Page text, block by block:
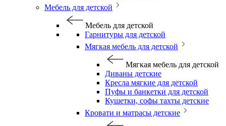
Мебель для детской
Мебель для детской
Гарнитуры для детской
Мягкая мебель для детской
Мягкая мебель для детской
Диваны детские
Кресла мягкие для детской
Пуфы и банкетки для детской
Кушетки, софы тахты детские
Кровати и матрасы детские